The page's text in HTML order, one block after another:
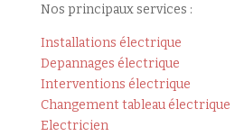
Nos principaux services :
Installations électrique
Depannages électrique
Interventions électrique
Changement tableau électrique
Electricien